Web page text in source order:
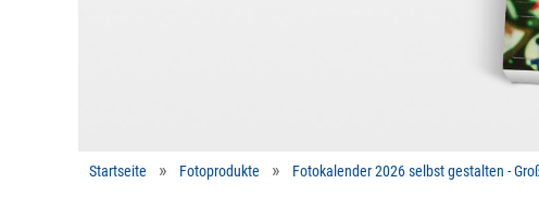
Startseite Fotoprodukte Fotokalender 2026 selbst gestalten -